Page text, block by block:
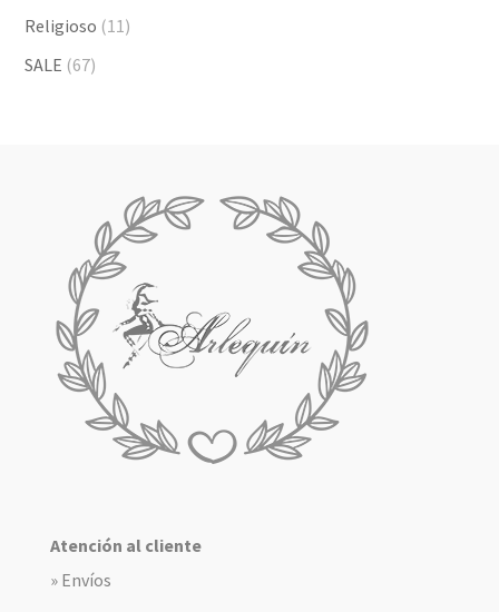
Religioso (11)
SALE (67)
Atención al cliente
» Envíos